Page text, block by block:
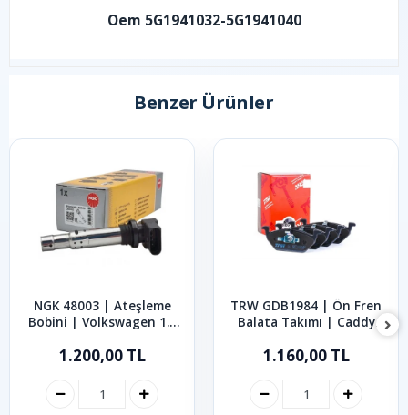
Oem 5G1941032-5G1941040
Benzer Ürünler
NGK 48003 | Ateşleme
Bobini | Volkswagen 1.2
Jetta Polo Passat 2002-
1.200,00 TL
TRW GDB1984 | Ön Fren
Balata Takımı | Caddy
- 2022
1.160,00 TL